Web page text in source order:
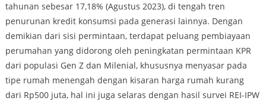
tahunan sebesar 17,18% (Agustus 2023), di tengah tren
penurunan kredit konsumsi pada generasi lainnya. Dengan
demikian dari sisi permintaan, terdapat peluang pembiayaan
perumahan yang didorong oleh peningkatan permintaan KPR
dari populasi Gen Z dan Milenial, khususnya menyasar pada
tipe rumah menengah dengan kisaran harga rumah kurang
dari Rp500 juta, hal ini juga selaras dengan hasil survei REI-IPW